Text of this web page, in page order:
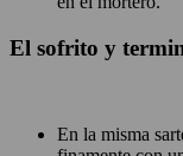
El sofrito y
En la misma